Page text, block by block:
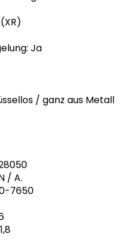
Ja
/ ganz aus Metall
/ A.
7650